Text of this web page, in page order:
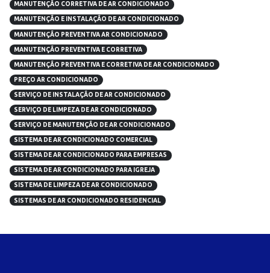
MANUTENÇÃO CORRETIVA DE AR CONDICIONADO
MANUTENÇÃO E INSTALAÇÃO DE AR CONDICIONADO
MANUTENÇÃO PREVENTIVA AR CONDICIONADO
MANUTENÇÃO PREVENTIVA E CORRETIVA
MANUTENÇÃO PREVENTIVA E CORRETIVA DE AR CONDICIONADO
PREÇO AR CONDICIONADO
SERVIÇO DE INSTALAÇÃO DE AR CONDICIONADO
SERVIÇO DE LIMPEZA DE AR CONDICIONADO
SERVIÇO DE MANUTENÇÃO DE AR CONDICIONADO
SISTEMA DE AR CONDICIONADO COMERCIAL
SISTEMA DE AR CONDICIONADO PARA EMPRESAS
SISTEMA DE AR CONDICIONADO PARA IGREJA
SISTEMA DE LIMPEZA DE AR CONDICIONADO
SISTEMAS DE AR CONDICIONADO RESIDENCIAL